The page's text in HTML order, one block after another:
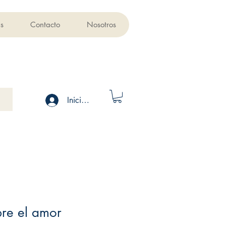
Contacto Nosotros
Iniciar sesión
el amor